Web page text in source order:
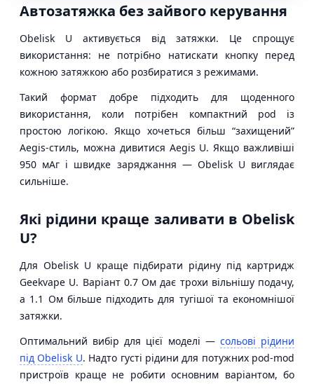
Автозатяжка без зайвого керування
Obelisk U активується від затяжки. Це спрощує
використання: не потрібно натискати кнопку перед
кожною затяжкою або розбиратися з режимами.
Такий формат добре підходить для щоденного
використання, коли потрібен компактний pod із
простою логікою. Якщо хочеться більш “захищений”
Aegis-стиль, можна дивитися Aegis U. Якщо важливіші
950 мАг і швидке заряджання — Obelisk U виглядає
сильніше.
Які рідини краще заливати в Obelisk
U?
Для Obelisk U краще підбирати рідину під картридж
Geekvape U. Варіант 0.7 Ом дає трохи вільнішу подачу,
а 1.1 Ом більше підходить для тугішої та економнішої
затяжки.
Оптимальний вибір для цієї моделі — сольові рідини
під Obelisk U. Надто густі рідини для потужних pod-mod
пристроїв краще не робити основним варіантом, бо